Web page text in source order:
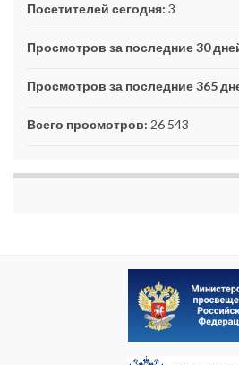
Посетителей сегодня: 3
Просмотров за последние 30
Просмотров за последние 365
Всего просмотров: 26 543